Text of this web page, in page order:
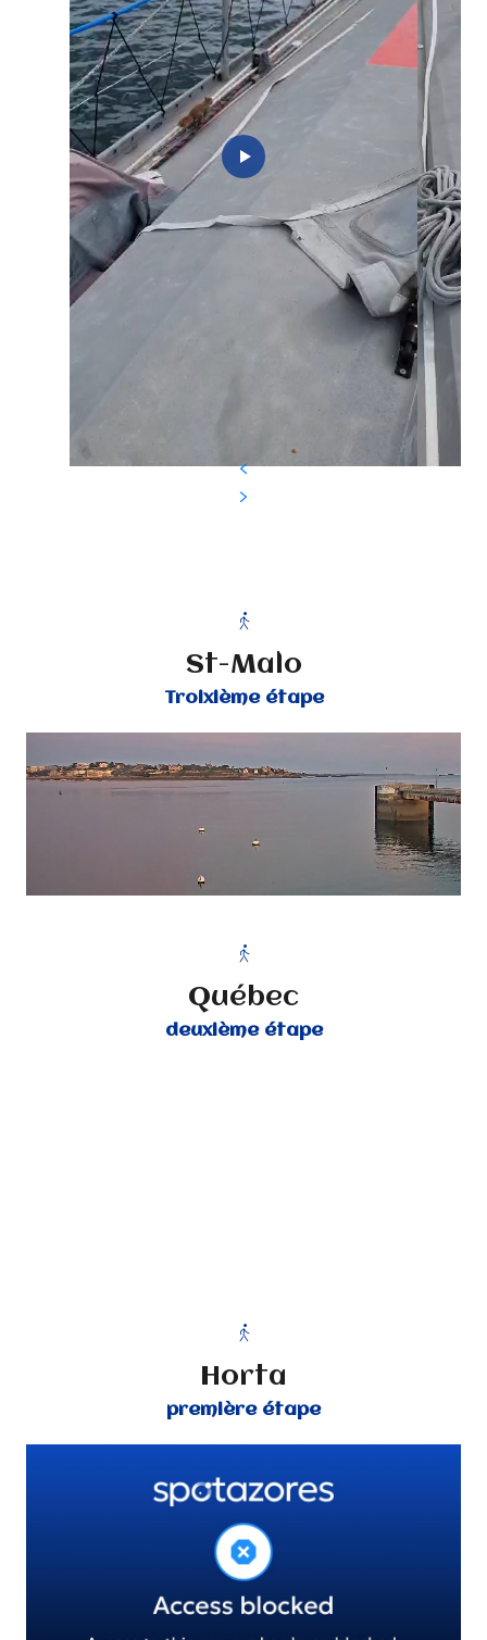
St-Malo
Troixième étape
Québec
deuxième étape
Horta
première étape